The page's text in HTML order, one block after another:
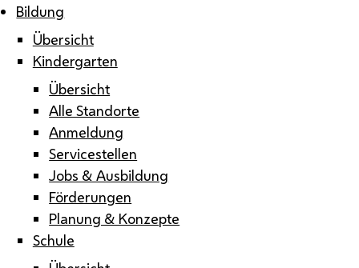
Bildung
Übersicht
Kindergarten
Übersicht
Alle Standorte
Anmeldung
Servicestellen
Jobs & Ausbildung
Förderungen
Planung & Konzepte
Schule